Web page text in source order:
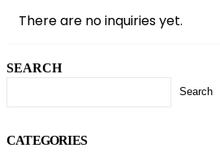
There are no inquiries yet.
SEARCH
Search
CATEGORIES